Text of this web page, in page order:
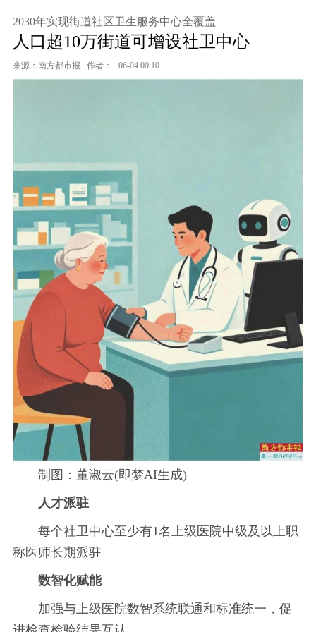
2030年实现街道社区卫生服务中心全覆盖
人口超10万街道可增设社卫中心
来源：南方都市报 作者： 06-04 00:10
制图：董淑云(即梦AI生成)
人才派驻
每个社卫中心至少有1名上级医院中级及以上职
称医师长期派驻
数智化赋能
加强与上级医院数智系统联通和标准统一，促